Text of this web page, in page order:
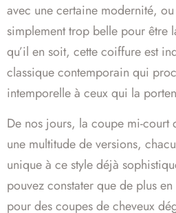
avec une certaine modernité, ou
simplement trop belle pour être
qu’il en soit, cette coiffure est
classique contemporain qui
intemporelle à ceux qui la
De nos jours, la coupe mi-court
une multitude de versions,
unique à ce style déjà
pouvez constater que de plus
pour des coupes de cheveux